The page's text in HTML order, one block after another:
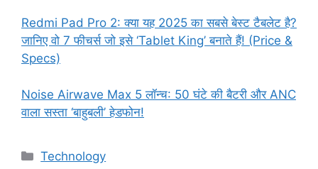
Redmi Pad Pro 2: क्या यह 2025 का सबसे बेस्ट टैबलेट है?
जानिए वो 7 फीचर्स जो इसे ‘Tablet King’ बनाते हैं! (Price &
Specs)
Noise Airwave Max 5 लॉन्च: 50 घंटे की बैटरी और ANC
वाला सस्ता ‘बाहुबली’ हेडफोन!
Categories
Technology